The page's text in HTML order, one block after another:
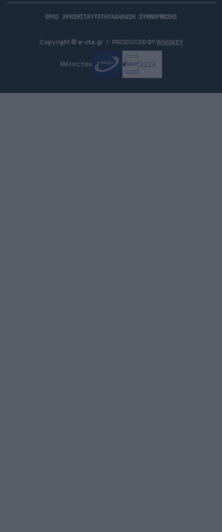
ΟΡΟΙ ΧΡΗΣΗΣΤΑΥΤΟΤΗΤΑΔΗΛΩΣΗ ΣΥΜΜΟΡΦΩΣΗΣ
Copyright © e-ota.gr | PRODUCED BYWHISKEY
Μέλος του